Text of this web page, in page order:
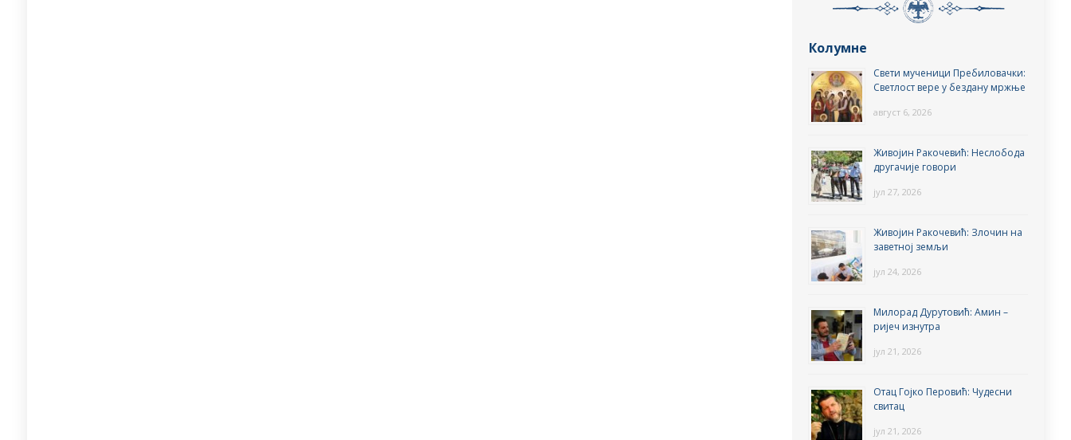
Колумне
Свети мученици Пребиловачки:
Светлост вере у бездану мржње
август 6, 2026
Живојин Ракочевић: Неслобода
другачије говори
јул 27, 2026
Живојин Ракочевић: Злочин на
заветној земљи
јул 24, 2026
Милорад Дурутовић: Амин –
ријеч изнутра
јул 21, 2026
Отац Гојко Перовић: Чудесни
свитац
јул 21, 2026